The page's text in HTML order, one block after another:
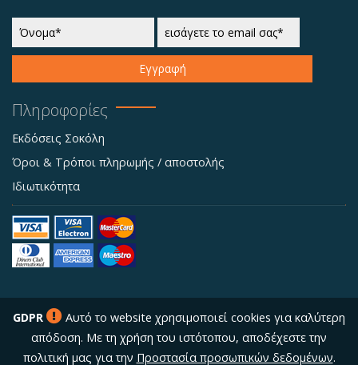
Εγγραφή
Πληροφορίες
Εκδόσεις Σοκόλη
Όροι & Τρόποι πληρωμής / αποστολής
Ιδιωτικότητα
GDPR
Αυτό το website χρησιμοποιεί cookies για καλύτερη
απόδοση. Με τη χρήση του ιστότοπου, αποδέχεστε την
πολιτική μας για την Προστασία προσωπικών δεδομένων.